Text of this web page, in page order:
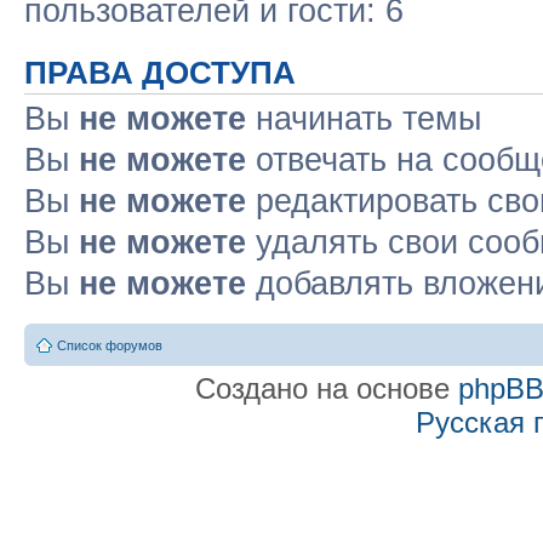
пользователей и гости: 6
ПРАВА ДОСТУПА
Вы не можете начинать темы
Вы не можете отвечать на
Вы не можете редактировать
Вы не можете удалять свои
Вы не можете добавлять
Список форумов
Создано на основе phpBB
Русская